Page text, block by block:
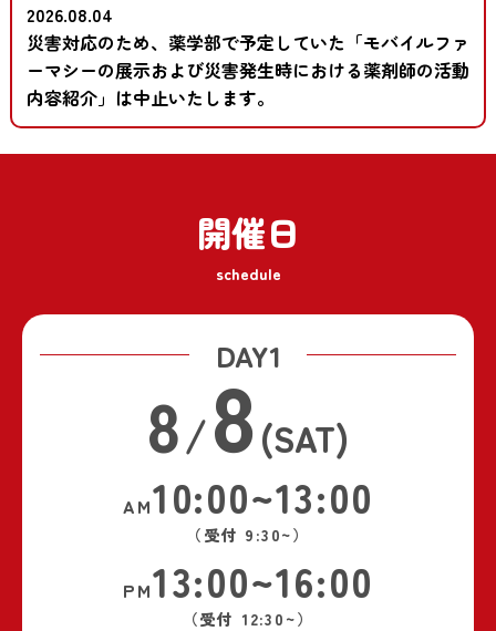
2026.08.04
災害対応のため、薬学部で予定していた「モバイルファ
ーマシーの展示および災害発生時における薬剤師の活動
内容紹介」は中止いたします。
開催日
schedule
DAY1
8/8(SAT)
AM10:00~13:00
（受付 9:30~）
PM13:00~16:00
（受付 12:30~）